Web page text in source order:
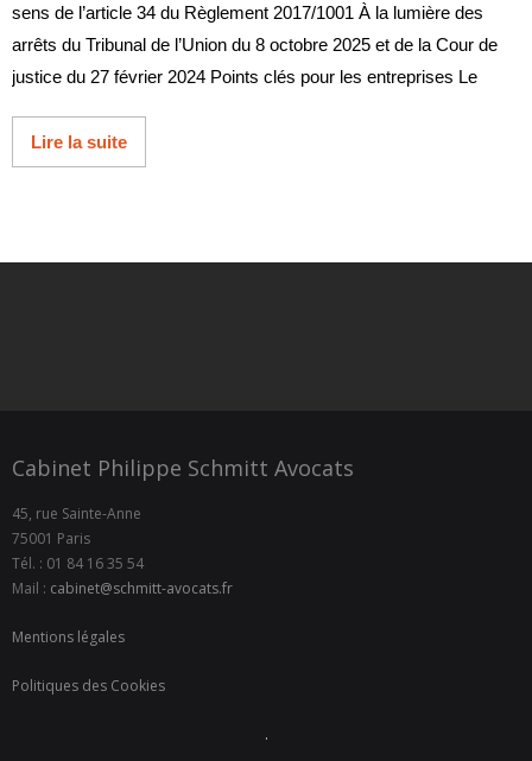
sens de l’article 34 du Règlement 2017/1001 À la lumière des
arrêts du Tribunal de l’Union du 8 octobre 2025 et de la Cour de
justice du 27 février 2024 Points clés pour les entreprises Le
Lire la suite
Cabinet Philippe Schmitt Avocats
45, rue Sainte-Anne
75001 Paris
Tél. : 01 84 16 35 54
Mail : cabinet@schmitt-avocats.fr
Mentions légales
Politiques des Cookies
.